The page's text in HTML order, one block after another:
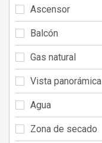
Ascensor
Balcón
Gas natural
Vista panorámica
Agua
Zona de secado